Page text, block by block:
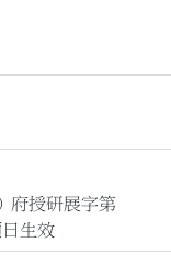
府授研展字第
生效